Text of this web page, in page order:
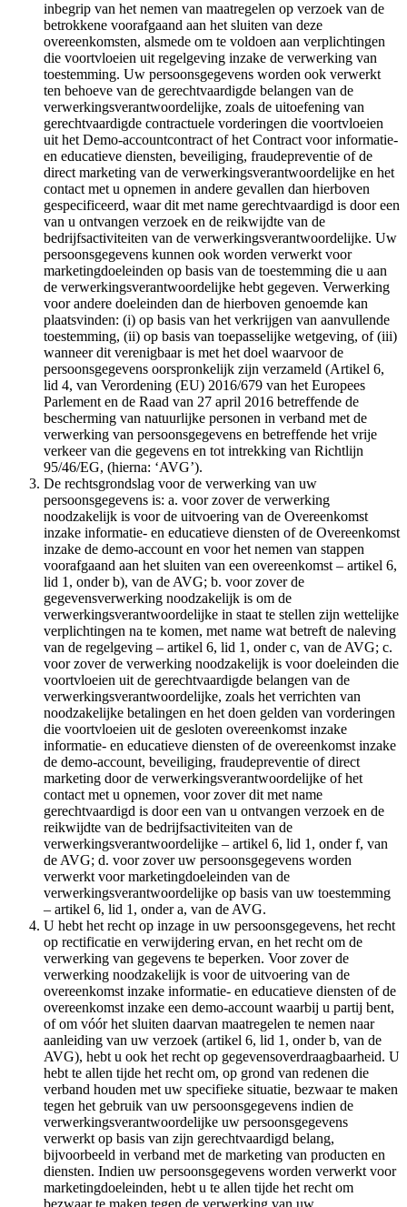
inbegrip van het nemen van maatregelen op verzoek van de
betrokkene voorafgaand aan het sluiten van deze
overeenkomsten, alsmede om te voldoen aan verplichtingen
die voortvloeien uit regelgeving inzake de verwerking van
toestemming. Uw persoonsgegevens worden ook verwerkt
ten behoeve van de gerechtvaardigde belangen van de
verwerkingsverantwoordelijke, zoals de uitoefening van
gerechtvaardigde contractuele vorderingen die voortvloeien
uit het Demo-accountcontract of het Contract voor informatie-
en educatieve diensten, beveiliging, fraudepreventie of de
direct marketing van de verwerkingsverantwoordelijke en het
contact met u opnemen in andere gevallen dan hierboven
gespecificeerd, waar dit met name gerechtvaardigd is door een
van u ontvangen verzoek en de reikwijdte van de
bedrijfsactiviteiten van de verwerkingsverantwoordelijke. Uw
persoonsgegevens kunnen ook worden verwerkt voor
marketingdoeleinden op basis van de toestemming die u aan
de verwerkingsverantwoordelijke hebt gegeven. Verwerking
voor andere doeleinden dan de hierboven genoemde kan
plaatsvinden: (i) op basis van het verkrijgen van aanvullende
toestemming, (ii) op basis van toepasselijke wetgeving, of (iii)
wanneer dit verenigbaar is met het doel waarvoor de
persoonsgegevens oorspronkelijk zijn verzameld (Artikel 6,
lid 4, van Verordening (EU) 2016/679 van het Europees
Parlement en de Raad van 27 april 2016 betreffende de
bescherming van natuurlijke personen in verband met de
verwerking van persoonsgegevens en betreffende het vrije
verkeer van die gegevens en tot intrekking van Richtlijn
95/46/EG, (hierna: ‘AVG’).
De rechtsgrondslag voor de verwerking van uw
persoonsgegevens is: a. voor zover de verwerking
noodzakelijk is voor de uitvoering van de Overeenkomst
inzake informatie- en educatieve diensten of de Overeenkomst
inzake de demo-account en voor het nemen van stappen
voorafgaand aan het sluiten van een overeenkomst – artikel 6,
lid 1, onder b), van de AVG; b. voor zover de
gegevensverwerking noodzakelijk is om de
verwerkingsverantwoordelijke in staat te stellen zijn wettelijke
verplichtingen na te komen, met name wat betreft de naleving
van de regelgeving – artikel 6, lid 1, onder c, van de AVG; c.
voor zover de verwerking noodzakelijk is voor doeleinden die
voortvloeien uit de gerechtvaardigde belangen van de
verwerkingsverantwoordelijke, zoals het verrichten van
noodzakelijke betalingen en het doen gelden van vorderingen
die voortvloeien uit de gesloten overeenkomst inzake
informatie- en educatieve diensten of de overeenkomst inzake
de demo-account, beveiliging, fraudepreventie of direct
marketing door de verwerkingsverantwoordelijke of het
contact met u opnemen, voor zover dit met name
gerechtvaardigd is door een van u ontvangen verzoek en de
reikwijdte van de bedrijfsactiviteiten van de
verwerkingsverantwoordelijke – artikel 6, lid 1, onder f, van
de AVG; d. voor zover uw persoonsgegevens worden
verwerkt voor marketingdoeleinden van de
verwerkingsverantwoordelijke op basis van uw toestemming
– artikel 6, lid 1, onder a, van de AVG.
U hebt het recht op inzage in uw persoonsgegevens, het recht
op rectificatie en verwijdering ervan, en het recht om de
verwerking van gegevens te beperken. Voor zover de
verwerking noodzakelijk is voor de uitvoering van de
overeenkomst inzake informatie- en educatieve diensten of de
overeenkomst inzake een demo-account waarbij u partij bent,
of om vóór het sluiten daarvan maatregelen te nemen naar
aanleiding van uw verzoek (artikel 6, lid 1, onder b, van de
AVG), hebt u ook het recht op gegevensoverdraagbaarheid. U
hebt te allen tijde het recht om, op grond van redenen die
verband houden met uw specifieke situatie, bezwaar te maken
tegen het gebruik van uw persoonsgegevens indien de
verwerkingsverantwoordelijke uw persoonsgegevens
verwerkt op basis van zijn gerechtvaardigd belang,
bijvoorbeeld in verband met de marketing van producten en
diensten. Indien uw persoonsgegevens worden verwerkt voor
marketingdoeleinden, hebt u te allen tijde het recht om
bezwaar te maken tegen de verwerking van uw